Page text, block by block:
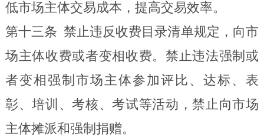
低市场主体交易成本，提高交易效率。
第十三条 禁止违反收费目录清单规定，向市
场主体收费或者变相收费。禁止违法强制或
者变相强制市场主体参加评比、达标、表
彰、培训、考核、考试等活动，禁止向市场
主体摊派和强制捐赠。